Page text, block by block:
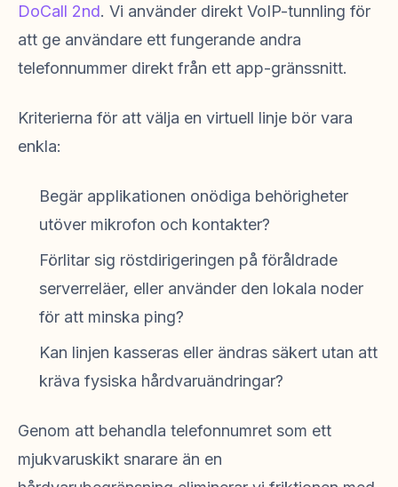
DoCall 2nd. Vi använder direkt VoIP-tunnling för
att ge användare ett fungerande andra
telefonnummer direkt från ett app-gränssnitt.
Kriterierna för att välja en virtuell linje bör vara
enkla:
Begär applikationen onödiga behörigheter
utöver mikrofon och kontakter?
Förlitar sig röstdirigeringen på föråldrade
serverreläer, eller använder den lokala noder
för att minska ping?
Kan linjen kasseras eller ändras säkert utan att
kräva fysiska hårdvaruändringar?
Genom att behandla telefonnumret som ett
mjukvaruskikt snarare än en